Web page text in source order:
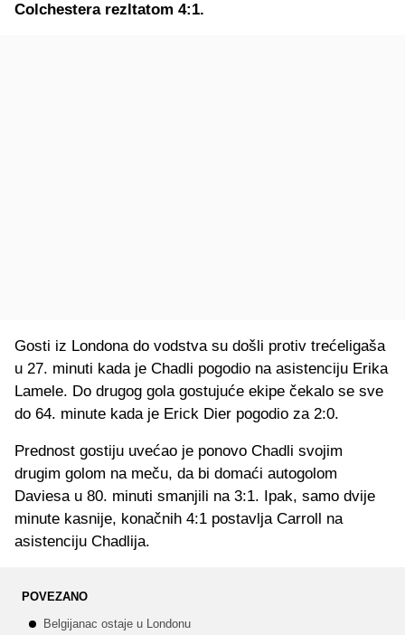
Colchestera rezltatom 4:1.
Gosti iz Londona do vodstva su došli protiv trećeligaša
u 27. minuti kada je Chadli pogodio na asistenciju Erika
Lamele. Do drugog gola gostujuće ekipe čekalo se sve
do 64. minute kada je Erick Dier pogodio za 2:0.
Prednost gostiju uvećao je ponovo Chadli svojim
drugim golom na meču, da bi domaći autogolom
Daviesa u 80. minuti smanjili na 3:1. Ipak, samo dvije
minute kasnije, konačnih 4:1 postavlja Carroll na
asistenciju Chadlija.
POVEZANO
Belgijanac ostaje u Londonu